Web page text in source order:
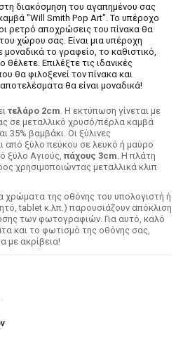
διακόσμηση του αγαπημένου σας
"Will Smith Pop Art". Το υπέροχο
ρετρό αποχρώσεις του πίνακα θα
χώρου σας. Είναι μια υπέροχη
μοναδικά το γραφείο, το καθιστικό,
Επιλέξτε τις ιδανικές
θα φιλοξενεί τον πίνακα και
θα είναι μοναδικά!
τελάρο 2cm . H εκτύπωση γίνεται με
σε μεταλλικό χρυσό/πέρλα καμβά
35% βαμβάκι. Οι ξύλινες
από ξύλο πεύκου σε λευκό ή μαύρο
ξύλο Αγιούς, πάχους 3cm . Η πλάτη
χρησιμοποιώντας μεταλλικά κλιπ
χρώματα της οθόνης του υπολογιστή ή
tablet κ.λπ.) παρουσιάζουν απόκλιση
των φωτογραφιών. Για αυτό, καλό
και το φωτισμό της οθόνης σας,
με ακρίβεια!